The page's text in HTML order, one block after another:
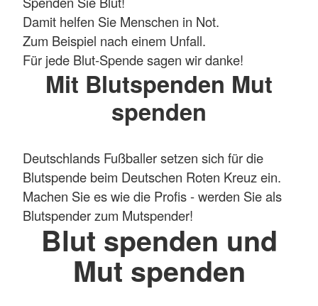
Damit helfen Sie Menschen in Not.
Zum Beispiel nach einem Unfall.
Für jede Blut-Spende sagen wir danke!
Mit Blutspenden Mut
spenden
Deutschlands Fußballer setzen sich für die
Blutspende beim Deutschen Roten Kreuz ein.
Machen Sie es wie die Profis - werden Sie als
Blutspender zum Mutspender!
Blut spenden und
Mut spenden